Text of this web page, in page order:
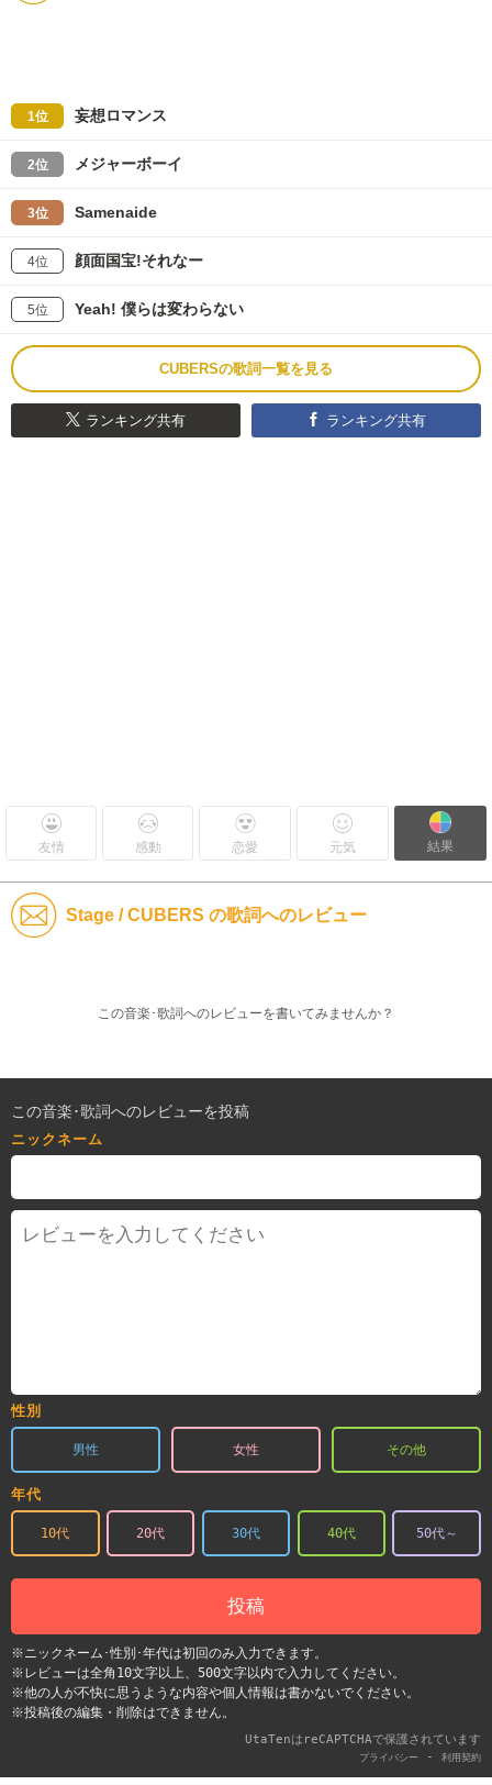
1位 妄想ロマンス
2位 メジャーボーイ
3位 Samenaide
4位 顔面国宝!それなー
5位 Yeah! 僕らは変わらない
CUBERSの歌詞一覧を見る
ランキング共有 ランキング共有
友情 感動 恋愛 元気 結果
Stage / CUBERS の歌詞へのレビュー
この音楽･歌詞へのレビューを書いてみませんか？
この音楽･歌詞へのレビューを投稿
ニックネーム
性別
男性 女性 その他
年代
10代 20代 30代 40代 50代～
投稿
※ニックネーム･性別･年代は初回のみ入力できます。
※レビューは全角10文字以上、500文字以内で入力してください。
※他の人が不快に思うような内容や個人情報は書かないでください。
※投稿後の編集・削除はできません。
UtaTenはreCAPTCHAで保護されています
プライバシー - 利用契約